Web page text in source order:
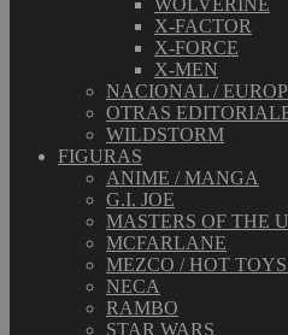
WOLVERINE
X-FACTOR
X-FORCE
X-MEN
NACIONAL /
OTRAS
WILDSTORM
FIGURAS
ANIME / MANGA
G.I. JOE
MASTERS OF THE
MCFARLANE
MEZCO / HOT
NECA
RAMBO
STAR WARS